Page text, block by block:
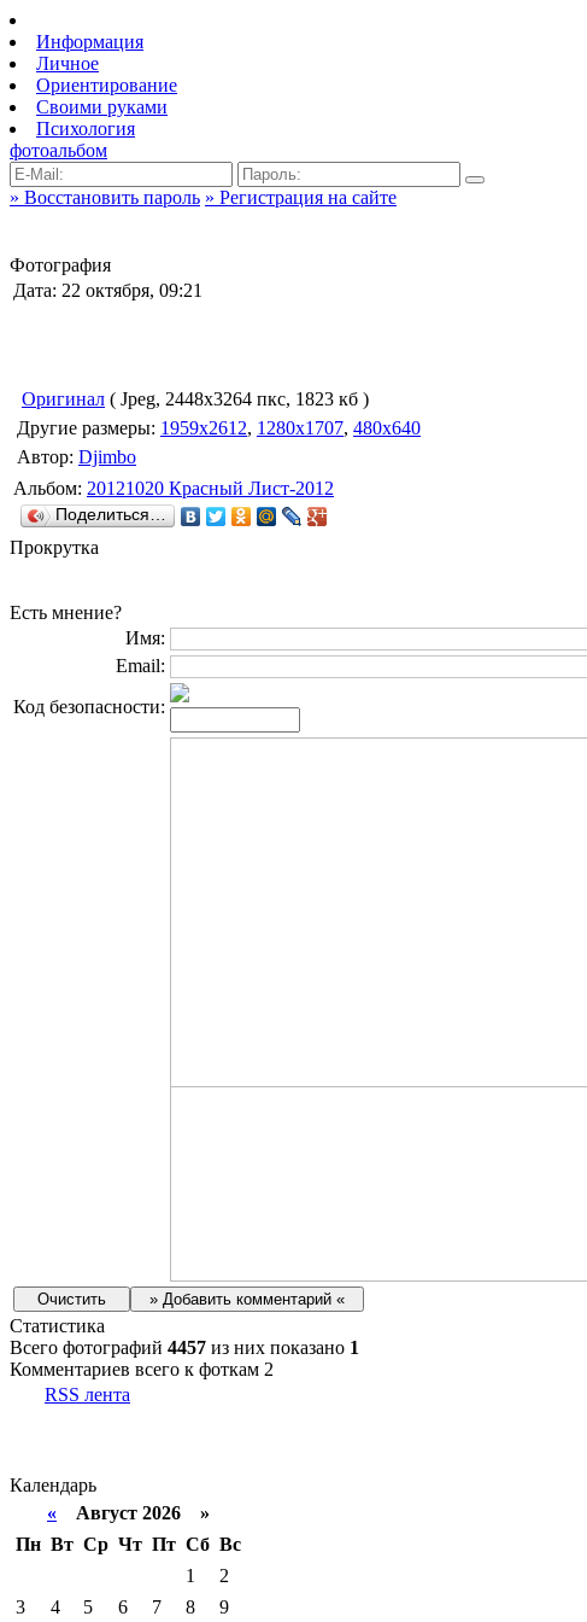
Информация
Личное
Ориентирование
Своими руками
Психология
фотоальбом
» Восстановить пароль » Регистрация на сайте
Фотография
Дата: 22 октября, 09:21
Оригинал ( Jpeg, 2448x3264 пкс, 1823 кб )
Другие размеры: 1959x2612, 1280x1707, 480x640
Автор: Djimbo
Альбом: 20121020 Красный Лист-2012
Поделиться…
Прокрутка
Есть мнение?
Имя:
Email:
Код безопасности:
Статистика
Всего фотографий 4457 из них показано 1
Комментариев всего к фоткам 2
RSS лента
Календарь
« Август 2026 »
Пн Вт Ср Чт Пт Сб Вс
1
2
3
4 5 6 7 8 9